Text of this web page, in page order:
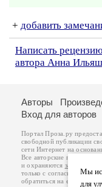
+ добавить
Написать рецензию
автора Анна Ильяш
Мы
для
Авторы
Вход для авторов
Портал Проза.ру
свободной публикации
сети Интернет на
Все авторские права на
и охраняются законом
.
только с согласия его
обратиться на его